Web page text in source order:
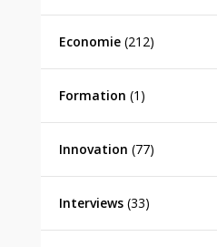
Economie(212)
Formation (1)
Innovation (77)
Interviews(33)